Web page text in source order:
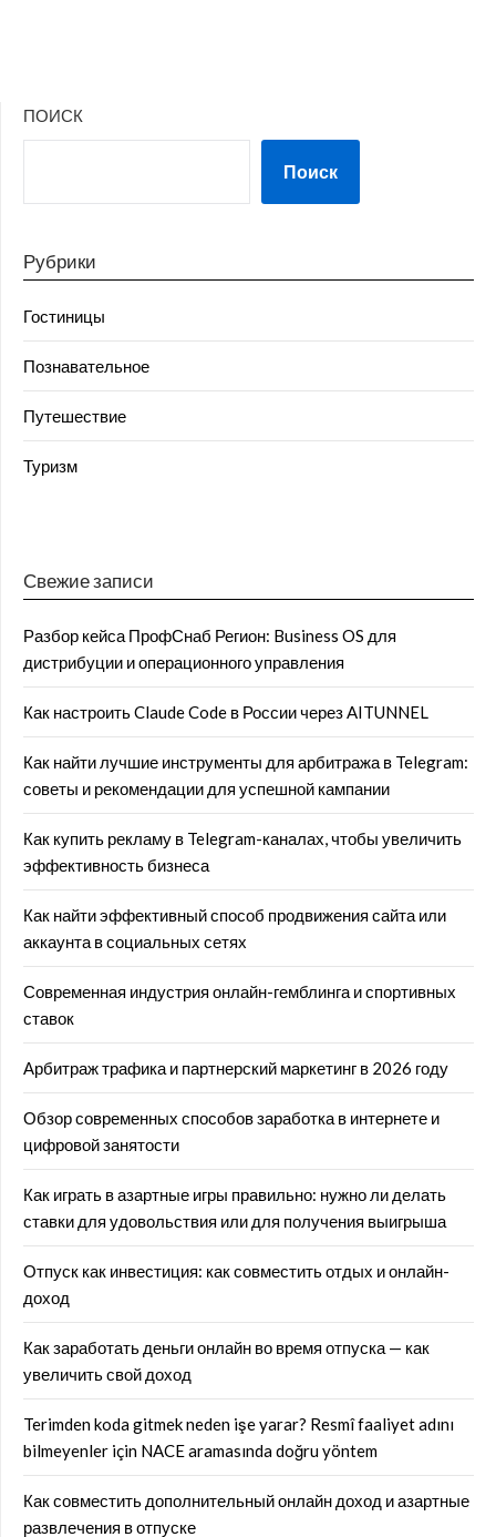
ПОИСК
Поиск
Рубрики
Гостиницы
Познавательное
Путешествие
Туризм
Свежие записи
Разбор кейса ПрофСнаб Регион: Business OS для
дистрибуции и операционного управления
Как настроить Claude Code в России через AITUNNEL
Как найти лучшие инструменты для арбитража в Telegram:
советы и рекомендации для успешной кампании
Как купить рекламу в Telegram-каналах, чтобы увеличить
эффективность бизнеса
Как найти эффективный способ продвижения сайта или
аккаунта в социальных сетях
Современная индустрия онлайн-гемблинга и спортивных
ставок
Арбитраж трафика и партнерский маркетинг в 2026 году
Обзор современных способов заработка в интернете и
цифровой занятости
Как играть в азартные игры правильно: нужно ли делать
ставки для удовольствия или для получения выигрыша
Отпуск как инвестиция: как совместить отдых и онлайн-
доход
Как заработать деньги онлайн во время отпуска — как
увеличить свой доход
Terimden koda gitmek neden işe yarar? Resmî faaliyet adını
bilmeyenler için NACE aramasında doğru yöntem
Как совместить дополнительный онлайн доход и азартные
развлечения в отпуске